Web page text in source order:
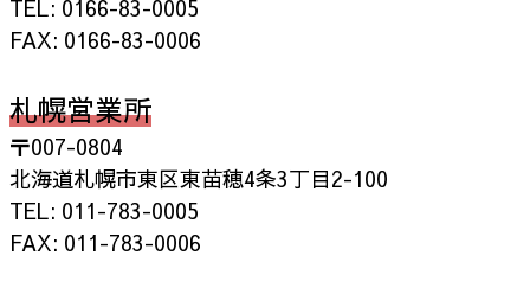
TEL: 0166-83-0005
FAX: 0166-83-0006
札幌営業所
〒007-0804
北海道札幌市東区東苗穂4条3丁目2-100
TEL: 011-783-0005
FAX: 011-783-0006